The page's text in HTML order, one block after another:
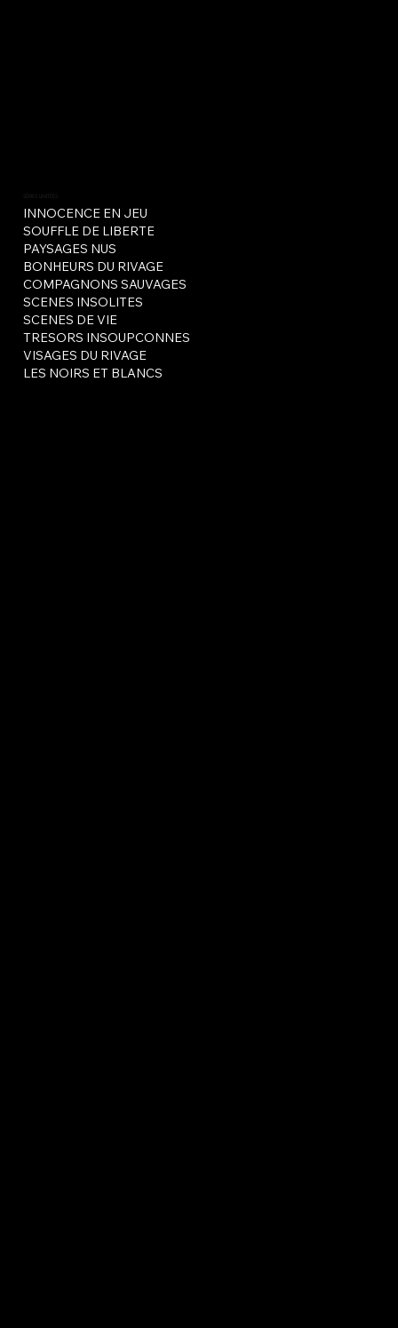
INNOCENCE EN JEU
SOUFFLE DE LIBERTE
PAYSAGES NUS
BONHEURS DU RIVAGE
COMPAGNONS SAUVAGES
SCENES INSOLITES
SCENES DE VIE
TRESORS INSOUPCONNES
VISAGES DU RIVAGE
LES NOIRS ET BLANCS